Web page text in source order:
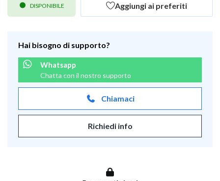
DISPONIBILE Aggiungi ai preferiti
Hai bisogno di supporto?
Whatsapp
Chatta con il nostro supporto
Chiamaci
Richiedi info